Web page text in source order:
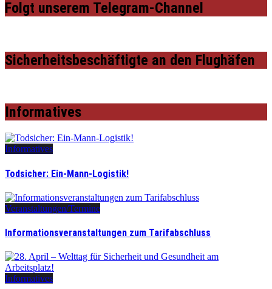
Folgt unserem Telegram-Channel
Sicherheitsbeschäftigte an den Flughäfen
Informatives
Informatives
Todsicher: Ein-Mann-Logistik!
Veranstaltungen/Termine
Informationsveranstaltungen zum Tarifabschluss
Informatives